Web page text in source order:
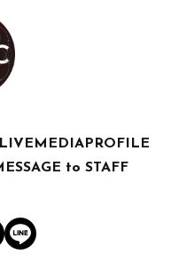
LIVE MEDIA PROFILE
to STAFF